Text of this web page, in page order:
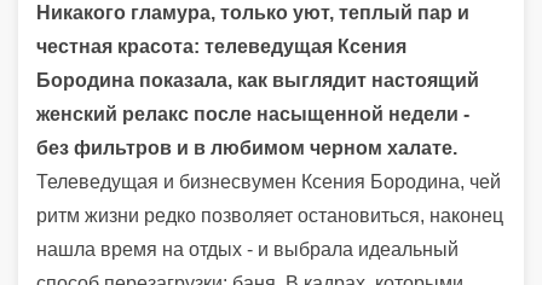
Никакого гламура, только уют, теплый пар и
честная красота: телеведущая Ксения
Бородина показала, как выглядит настоящий
женский релакс после насыщенной недели -
без фильтров и в любимом черном халате.
Телеведущая и бизнесвумен Ксения Бородина, чей
ритм жизни редко позволяет остановиться, наконец
нашла время на отдых - и выбрала идеальный